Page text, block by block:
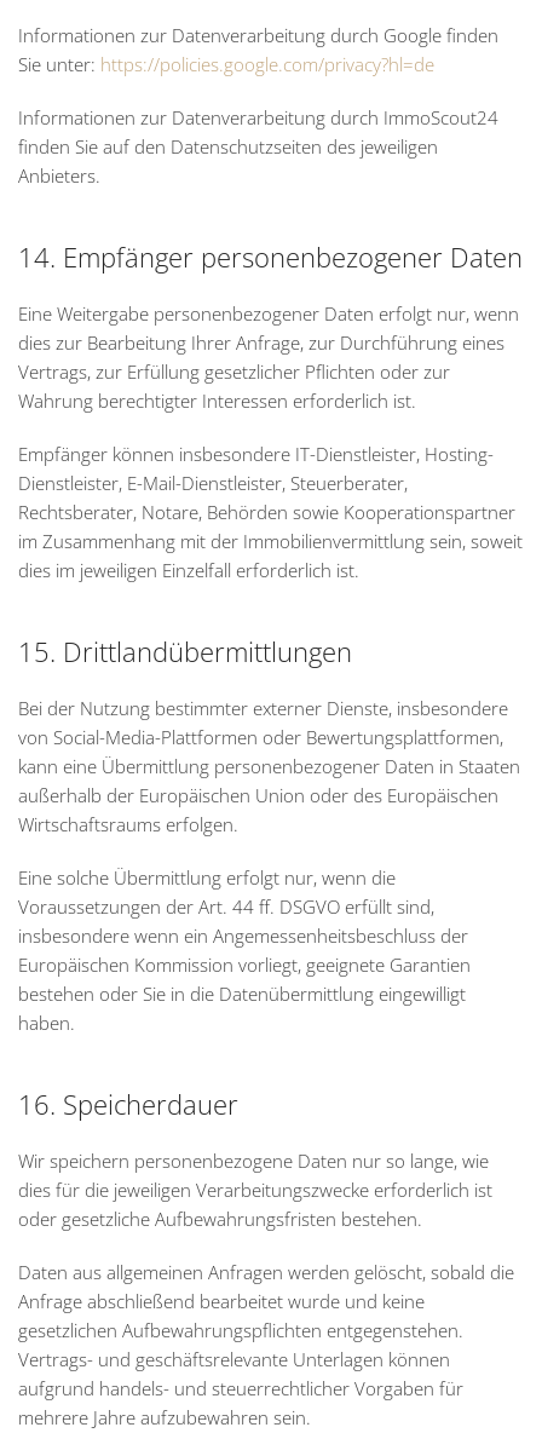
Informationen zur Datenverarbeitung durch Google finden
Sie unter: https://policies.google.com/privacy?hl=de
Informationen zur Datenverarbeitung durch ImmoScout24
finden Sie auf den Datenschutzseiten des jeweiligen
Anbieters.
14. Empfänger personenbezogener Daten
Eine Weitergabe personenbezogener Daten erfolgt nur, wenn
dies zur Bearbeitung Ihrer Anfrage, zur Durchführung eines
Vertrags, zur Erfüllung gesetzlicher Pflichten oder zur
Wahrung berechtigter Interessen erforderlich ist.
Empfänger können insbesondere IT-Dienstleister, Hosting-
Dienstleister, E-Mail-Dienstleister, Steuerberater,
Rechtsberater, Notare, Behörden sowie Kooperationspartner
im Zusammenhang mit der Immobilienvermittlung sein, soweit
dies im jeweiligen Einzelfall erforderlich ist.
15. Drittlandübermittlungen
Bei der Nutzung bestimmter externer Dienste, insbesondere
von Social-Media-Plattformen oder Bewertungsplattformen,
kann eine Übermittlung personenbezogener Daten in Staaten
außerhalb der Europäischen Union oder des Europäischen
Wirtschaftsraums erfolgen.
Eine solche Übermittlung erfolgt nur, wenn die
Voraussetzungen der Art. 44 ff. DSGVO erfüllt sind,
insbesondere wenn ein Angemessenheitsbeschluss der
Europäischen Kommission vorliegt, geeignete Garantien
bestehen oder Sie in die Datenübermittlung eingewilligt
haben.
16. Speicherdauer
Wir speichern personenbezogene Daten nur so lange, wie
dies für die jeweiligen Verarbeitungszwecke erforderlich ist
oder gesetzliche Aufbewahrungsfristen bestehen.
Daten aus allgemeinen Anfragen werden gelöscht, sobald die
Anfrage abschließend bearbeitet wurde und keine
gesetzlichen Aufbewahrungspflichten entgegenstehen.
Vertrags- und geschäftsrelevante Unterlagen können
aufgrund handels- und steuerrechtlicher Vorgaben für
mehrere Jahre aufzubewahren sein.